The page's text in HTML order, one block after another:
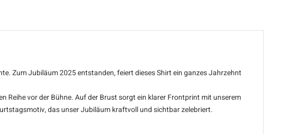
Zum Jubiläum 2025 entstanden, feiert dieses Shirt ein ganzes Jahrzehnt
Reihe vor der Bühne. Auf der Brust sorgt ein klarer Frontprint mit unserem
das unser Jubiläum kraftvoll und sichtbar zelebriert.